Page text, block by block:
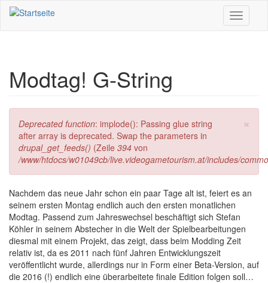
Direkt zum Inhalt
Toggle
Modtag! G-String
×
Fehlermeldung
Deprecated function: implode(): Passing glue string
after array is deprecated. Swap the parameters in
drupal_get_feeds() (Zeile 394 von
/www/htdocs/w01049cb/live.videogametourism.at/includes/
Nachdem das neue Jahr schon ein paar Tage alt ist, feiert es an
seinem ersten Montag endlich auch den ersten monatlichen
Modtag. Passend zum Jahreswechsel beschäftigt sich Stefan
Köhler in seinem Abstecher in die Welt der Spielbearbeitungen
diesmal mit einem Projekt, das zeigt, dass beim Modding Zeit
relativ ist, da es 2011 nach fünf Jahren Entwicklungszeit
veröffentlicht wurde, allerdings nur in Form einer Beta-Version, auf
die 2016 (!) endlich eine überarbeitete finale Edition folgen soll…